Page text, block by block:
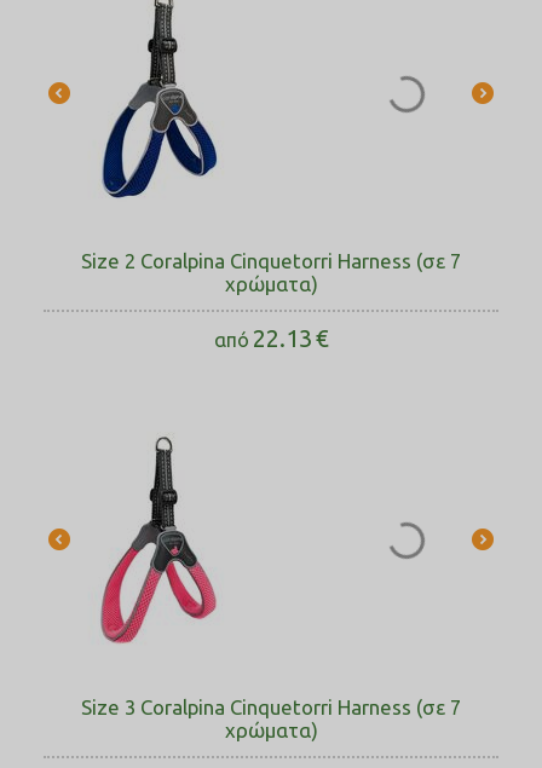
Size 2 Coralpina Cinquetorri Harness (σε 7
χρώματα)
από 22.13€
Size 3 Coralpina Cinquetorri Harness (σε 7
χρώματα)